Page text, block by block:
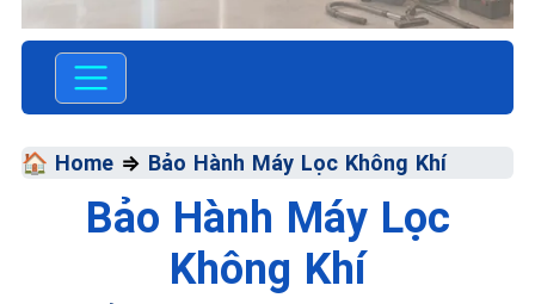
TRUNG TÂM BẢO HÀNH
ĐIỆN MÁY VN
BẢO HÀNH
Chất Lượng Tối Ưu - Giá
Thành Tối Thiểu - Dịch Vụ Tối
🏠 Home ⇒ Bảo Hành Máy Lọc Không Khí
Bảo Hành Máy Lọc
Không Khí